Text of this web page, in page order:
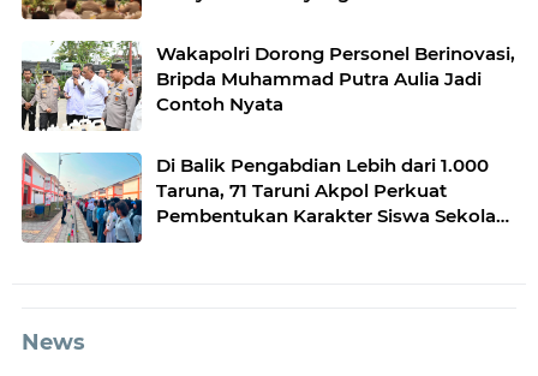
Wakapolri Dorong Personel Berinovasi,
Bripda Muhammad Putra Aulia Jadi
Contoh Nyata
Di Balik Pengabdian Lebih dari 1.000
Taruna, 71 Taruni Akpol Perkuat
Pembentukan Karakter Siswa Sekolah
News